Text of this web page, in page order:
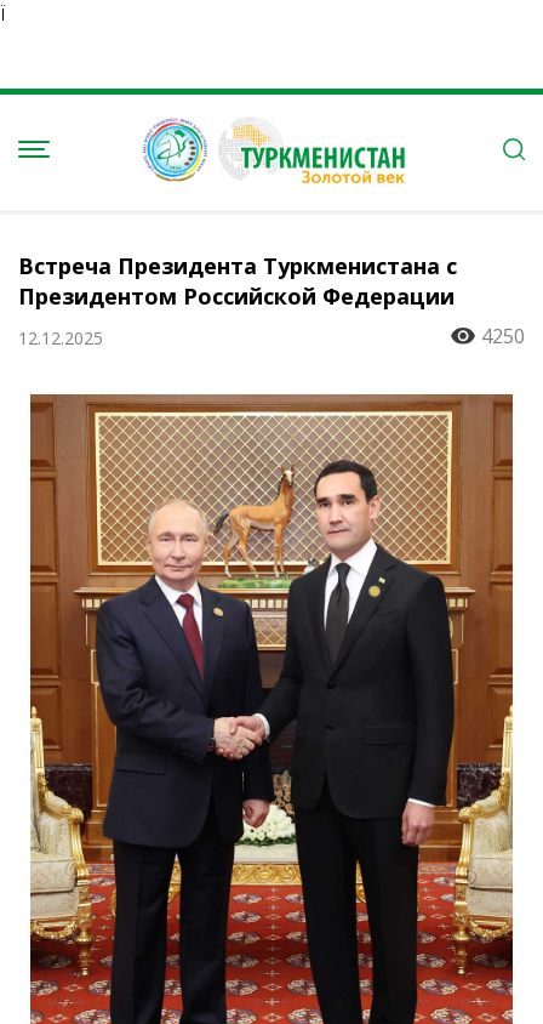
Ï
Встреча Президента Туркменистана с
Президентом Российской Федерации
12.12.2025 4250